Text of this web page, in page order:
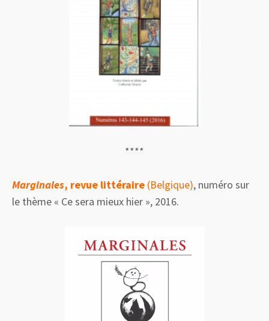
****
Marginales, revue littéraire (Belgique), numéro sur
le thème « Ce sera mieux hier », 2016.